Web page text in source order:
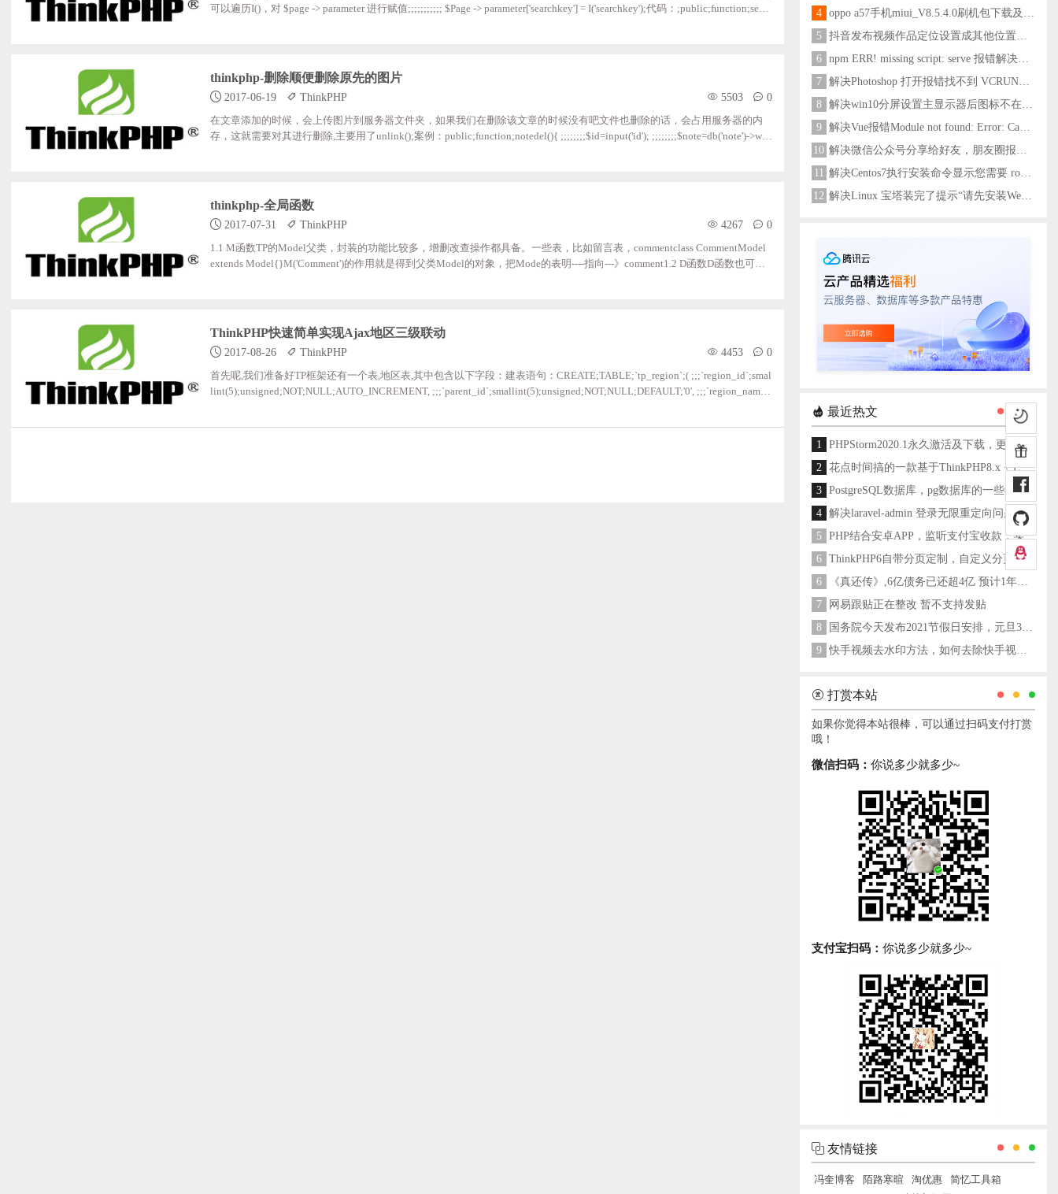
可以遍历I()，对 $page -> parameter 进行赋值;;;;;;;;;;; $Page -> parameter['searchkey'] = I('searchkey');代码：;public;function;searc
thinkphp-删除顺便删除原先的图片
2017-06-19 ThinkPHP 5503 0
在文章添加的时候，会上传图片到服务器文件夹，如果我们在删除该文章的时候没有吧文件也删除的话，会占用服务器的内
存，这就需要对其进行删除,主要用了unlink();案例：public;function;notedel(){ ;;;;;;;;$id=input('id'); ;;;;;;;;$note=db('note')->whe
thinkphp-全局函数
2017-07-31 ThinkPHP 4267 0
1.1 M函数TP的Model父类，封装的功能比较多，增删改查操作都具备。一些表，比如留言表，commentclass CommentModel
extends Model{}M('Comment')的作用就是得到父类Model的对象，把Mode的表明----指向---》comment1.2 D函数D函数也可以
ThinkPHP快速简单实现Ajax地区三级联动
2017-08-26 ThinkPHP 4453 0
首先呢,我们准备好TP框架还有一个表,地区表,其中包含以下字段：建表语句：CREATE;TABLE;`tp_region`;( ;;;`region_id`;smal
lint(5);unsigned;NOT;NULL;AUTO_INCREMENT, ;;;`parent_id`;smallint(5);unsigned;NOT;NULL;DEFAULT;'0', ;;;`region_name`;
4
oppo a57手机miui_V8.5.4.0刷机包下载及刷机教程
5
抖音发布视频作品定位设置成其他位置方法
6
npm ERR! missing script: serve 报错解决方法
7
解决Photoshop 打开报错找不到 VCRUNTIME140_1.dll问题
8
解决win10分屏设置主显示器后图标不在主显示器问题
9
解决Vue报错Module not found: Error: Can't resolve 'less-loader' in 'C:\Users\Hm\Desktop\vue\vue_shop'问题
10
解决微信公众号分享给好友，朋友圈报错errMsg: "onMenuShareAppMessage:fail, the permission value is offline verifying"
11
解决Centos7执行安装命令显示您需要 root 权限执行此命令
12
解决Linux 宝塔装完了提示“请先安装Web服务器！”
最近热文
1
PHPStorm2020.1永久激活及下载，更新至2024
2
花点时间搞的一款基于ThinkPHP8.x + Layui架构开发的通用后台管理系统
3
PostgreSQL数据库，pg数据库的一些操作命令
4
解决laravel-admin 登录无限重定向问题
5
PHP结合安卓APP，监听支付宝收款，实现个人支付宝支付接口
6
ThinkPHP6自带分页定制，自定义分页类
6
《真还传》,6亿债务已还超4亿 预计1年多之内就能还清
7
网易跟贴正在整改 暂不支持发贴
8
国务院今天发布2021节假日安排，元旦3天，春节7天，劳动节5天
9
快手视频去水印方法，如何去除快手视频水印
打赏本站
如果你觉得本站很棒，可以通过扫码支付打赏
哦！
微信扫码： 你说多少就多少~
支付宝扫码： 你说多少就多少~
友情链接
冯奎博客 陌路寒暄 淘优惠
简忆工具箱